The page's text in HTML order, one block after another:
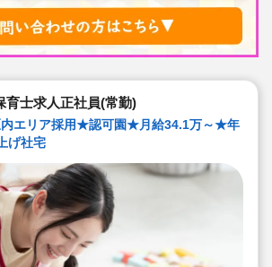
育士求人正社員(常勤)
エリア採用★認可園★月給34.1万～★年
げ社宅